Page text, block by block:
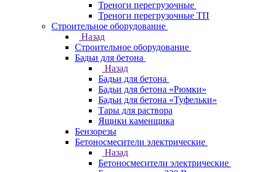
Треноги перегрузочные
Треноги перегрузочные ТП
Строительное оборудование
Назад
Строительное оборудование
Бадьи для бетона
Назад
Бадьи для бетона
Бадьи для бетона «Рюмки»
Бадьи для бетона «Туфельки»
Тары для раствора
Ящики каменщика
Бензорезы
Бетоносмесители электрические
Назад
Бетоносмесители электрические